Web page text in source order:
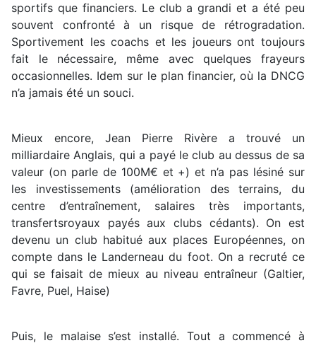
sportifs que financiers. Le club a grandi et a été peu
souvent confronté à un risque de rétrogradation.
Sportivement les coachs et les joueurs ont toujours
fait le nécessaire, même avec quelques frayeurs
occasionnelles. Idem sur le plan financier, où la DNCG
n’a jamais été un souci.
Mieux encore, Jean Pierre Rivère a trouvé un
milliardaire Anglais, qui a payé le club au dessus de sa
valeur (on parle de 100M€ et +) et n’a pas lésiné sur
les investissements (amélioration des terrains, du
centre d’entraînement, salaires très importants,
transfertsroyaux payés aux clubs cédants). On est
devenu un club habitué aux places Européennes, on
compte dans le Landerneau du foot. On a recruté ce
qui se faisait de mieux au niveau entraîneur (Galtier,
Favre, Puel, Haise)
Puis, le malaise s’est installé. Tout a commencé à